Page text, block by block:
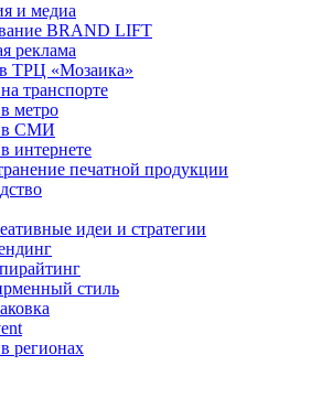
и медиа
BRAND LIFT
реклама
ТРЦ «Мозаика»
транспорте
метро
в СМИ
интернете
печатной продукции
идеи и стратегии
стиль
регионах